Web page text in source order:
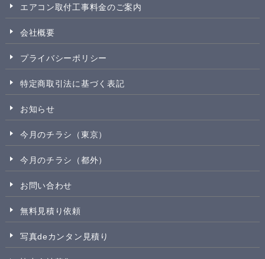
エアコン取付工事料金のご案内
会社概要
プライバシーポリシー
特定商取引法に基づく表記
お知らせ
今月のチラシ（東京）
今月のチラシ（都外）
お問い合わせ
無料見積り依頼
写真deカンタン見積り